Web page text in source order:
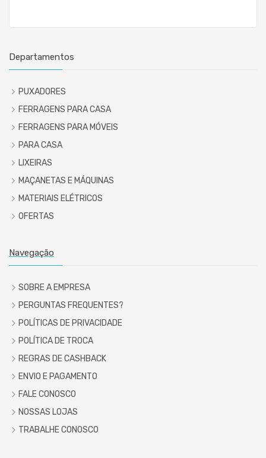
Departamentos
PUXADORES
FERRAGENS PARA CASA
FERRAGENS PARA MÓVEIS
PARA CASA
LIXEIRAS
MAÇANETAS E MÁQUINAS
MATERIAIS ELÉTRICOS
OFERTAS
Navegação
SOBRE A EMPRESA
PERGUNTAS FREQUENTES?
POLÍTICAS DE PRIVACIDADE
POLÍTICA DE TROCA
REGRAS DE CASHBACK
ENVIO E PAGAMENTO
FALE CONOSCO
NOSSAS LOJAS
TRABALHE CONOSCO